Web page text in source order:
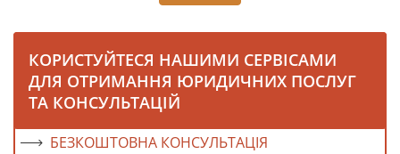
КОРИСТУЙТЕСЯ НАШИМИ СЕРВІСАМИ
ДЛЯ ОТРИМАННЯ ЮРИДИЧНИХ ПОСЛУГ
ТА КОНСУЛЬТАЦІЙ
БЕЗКОШТОВНА КОНСУЛЬТАЦІЯ